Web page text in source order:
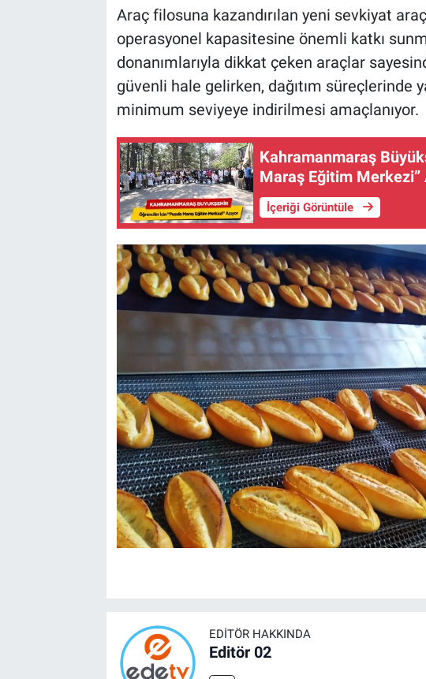
Araç filosuna kazandırılan yeni sevkiyat
operasyonel kapasitesine önemli katkı
donanımlarıyla dikkat çeken araçlar
güvenli hale gelirken, dağıtım süreçlerinde
minimum seviyeye indirilmesi amaçlanıyor.
Kahramanmaraş
Maraş Eğitim Merkezi”
İçeriği Görüntüle
EDITÖR HAKKINDA
Editör 02